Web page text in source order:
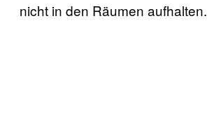
nicht in den Räumen aufhalten.